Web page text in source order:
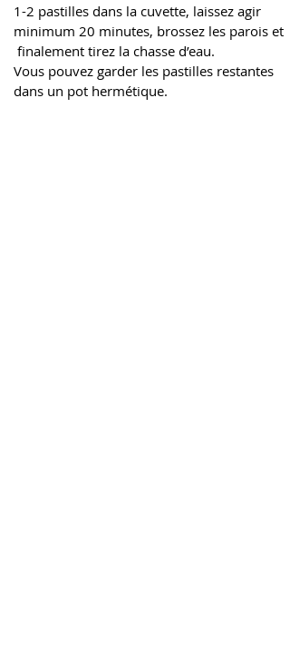
1-2 pastilles dans la cuvette, laissez agir
minimum 20 minutes, brossez les parois et
finalement tirez la chasse d’eau.
Vous pouvez garder les pastilles restantes
dans un pot hermétique.